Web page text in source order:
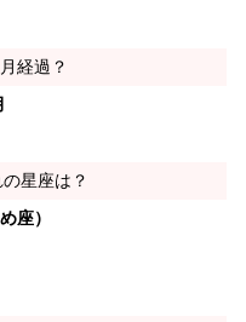
経過？
星座は？
座）